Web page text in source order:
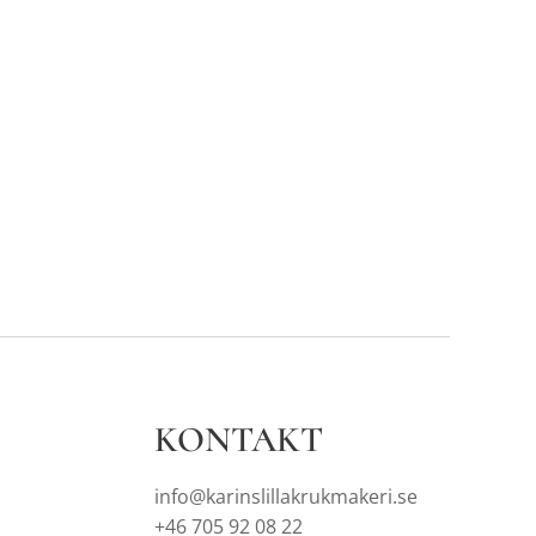
KONTAKT
info@karinslillakrukmakeri.se
+46 705 92 08 22